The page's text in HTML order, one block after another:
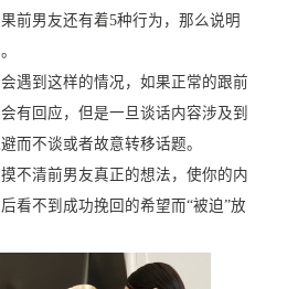
前男友还有着5种行为，那么说明
遇到这样的情况，如果正常的跟前
有回应，但是一旦谈话内容涉及到
而不谈或者故意转移话题。
不清前男友真正的想法，使你的内
看不到成功挽回的希望而“被迫”放